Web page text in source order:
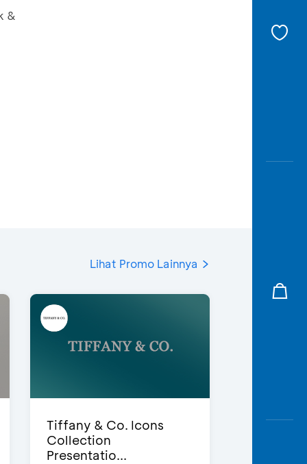
&
Lihat Promo Lainnya
Tiffany & Co. Icons
Collection
Presentatio...